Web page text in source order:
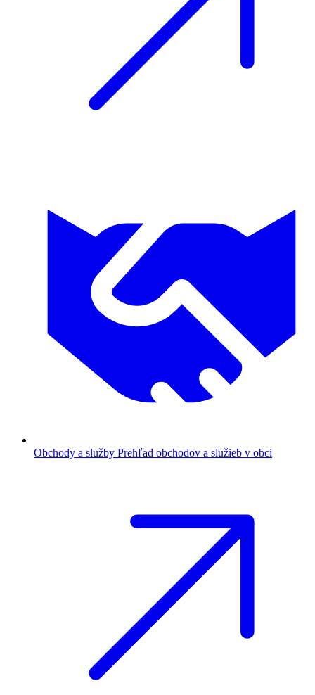
Obchody a služby Prehľad obchodov a služieb v obci